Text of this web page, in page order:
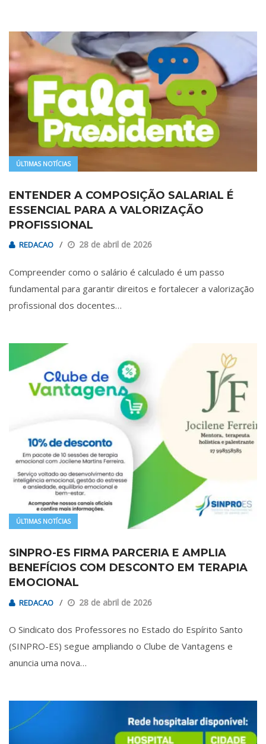
ÚLTIMAS NOTÍCIAS
ENTENDER A COMPOSIÇÃO SALARIAL É
ESSENCIAL PARA A VALORIZAÇÃO
PROFISSIONAL
REDACAO 28 de abril de 2026
Compreender como o salário é calculado é um passo
fundamental para garantir direitos e fortalecer a valorização
profissional dos docentes…
ÚLTIMAS NOTÍCIAS
SINPRO-ES FIRMA PARCERIA E AMPLIA
BENEFÍCIOS COM DESCONTO EM TERAPIA
EMOCIONAL
REDACAO 28 de abril de 2026
O Sindicato dos Professores no Estado do Espírito Santo
(SINPRO-ES) segue ampliando o Clube de Vantagens e
anuncia uma nova…